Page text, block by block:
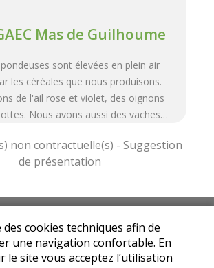
Mas de Guilhoume
sont élevées en plein air
les céréales que nous produisons.
de l'ail rose et violet, des oignons
Nous avons aussi des vaches…
Conditions Générales de
des données personnelles
2024 - Drive fermier Tarn - Tous
cookies techniques afin de
une navigation confortable. En
le site vous acceptez l’utilisation